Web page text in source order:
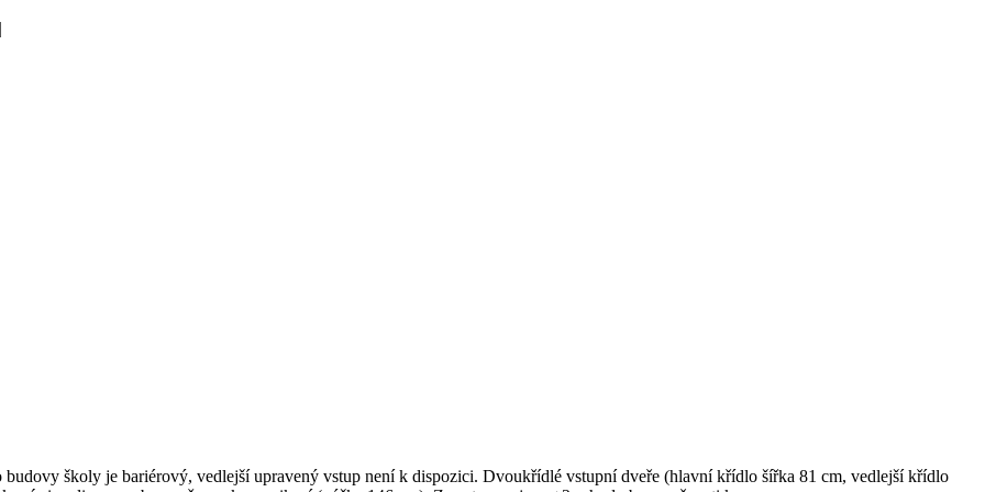
školy je bariérový, vedlejší upravený vstup není k dispozici. Dvoukřídlé vstupní dveře (hlavní křídlo šířka 81 cm, vedlejší křídlo